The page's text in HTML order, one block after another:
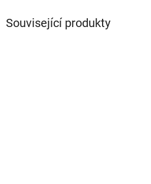
Související produkty